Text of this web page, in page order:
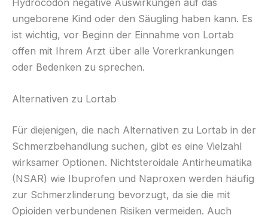
ungeborene Kind oder den Säugling haben kann. Es
ist wichtig, vor Beginn der Einnahme von Lortab
offen mit Ihrem Arzt über alle Vorerkrankungen
oder Bedenken zu sprechen.
Alternativen zu Lortab
Für diejenigen, die nach Alternativen zu Lortab in der
Schmerzbehandlung suchen, gibt es eine Vielzahl
wirksamer Optionen. Nichtsteroidale Antirheumatika
(NSAR) wie Ibuprofen und Naproxen werden häufig
zur Schmerzlinderung bevorzugt, da sie die mit
Opioiden verbundenen Risiken vermeiden. Auch